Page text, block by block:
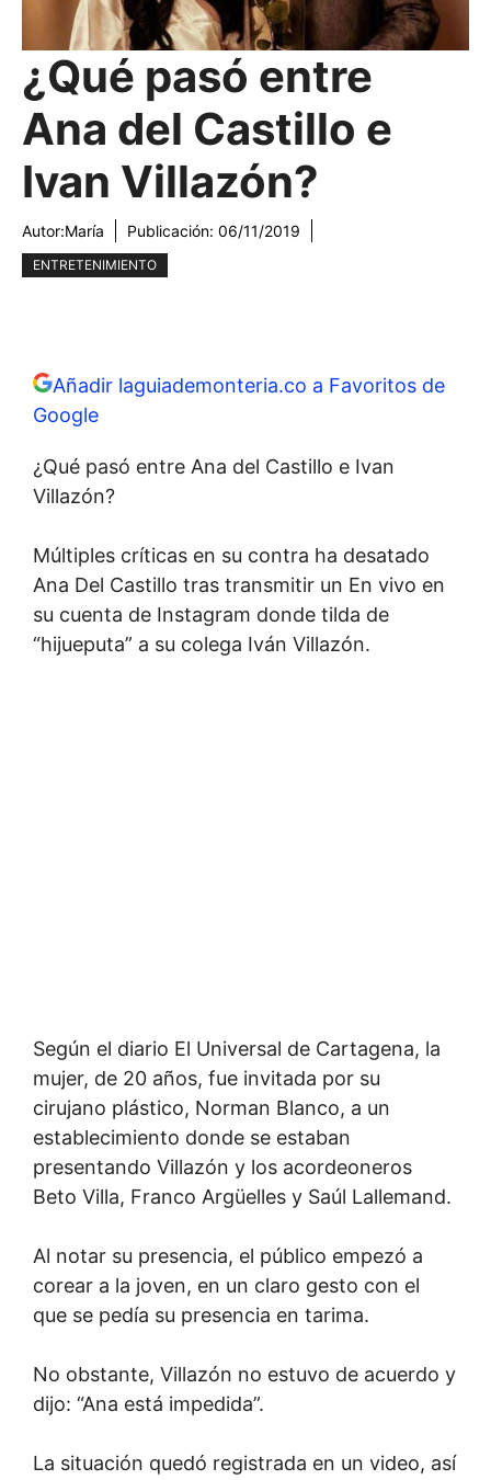
¿Qué pasó entre
Ana del Castillo e
Ivan Villazón?
Autor:María Publicación: 06/11/2019
ENTRETENIMIENTO
Añadir laguiademonteria.co a Favoritos de
Google
¿Qué pasó entre Ana del Castillo e Ivan
Villazón?
Múltiples críticas en su contra ha desatado
Ana Del Castillo tras transmitir un En vivo en
su cuenta de Instagram donde tilda de
“hijueputa” a su colega Iván Villazón.
Según el diario El Universal de Cartagena, la
mujer, de 20 años, fue invitada por su
cirujano plástico, Norman Blanco, a un
establecimiento donde se estaban
presentando Villazón y los acordeoneros
Beto Villa, Franco Argüelles y Saúl Lallemand.
Al notar su presencia, el público empezó a
corear a la joven, en un claro gesto con el
que se pedía su presencia en tarima.
No obstante, Villazón no estuvo de acuerdo y
dijo: “Ana está impedida”.
La situación quedó registrada en un video, así